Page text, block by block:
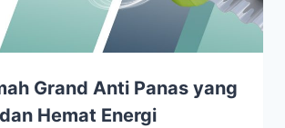
Grand Anti Panas yang
Hemat Energi